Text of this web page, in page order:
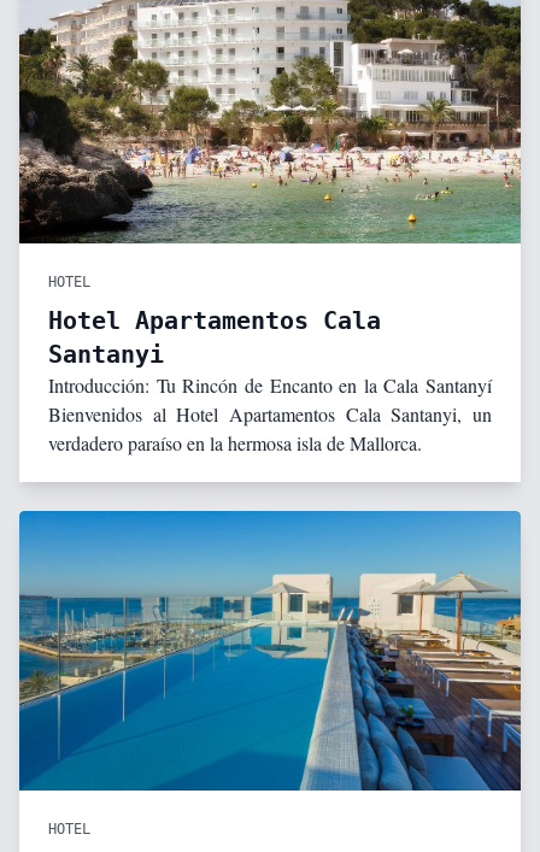
HOTEL
Hotel Apartamentos Cala
Santanyi
Introducción: Tu Rincón de Encanto en la Cala Santanyí
Bienvenidos al Hotel Apartamentos Cala Santanyi, un
verdadero paraíso en la hermosa isla de Mallorca.
HOTEL